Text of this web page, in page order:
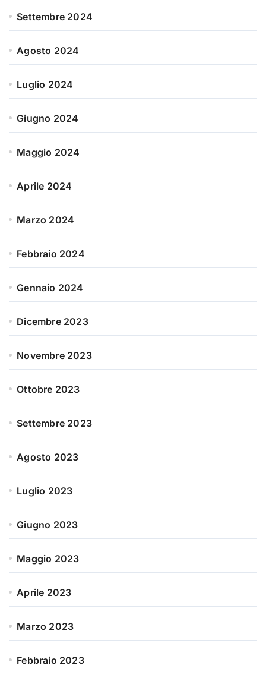
Settembre 2024
Agosto 2024
Luglio 2024
Giugno 2024
Maggio 2024
Aprile 2024
Marzo 2024
Febbraio 2024
Gennaio 2024
Dicembre 2023
Novembre 2023
Ottobre 2023
Settembre 2023
Agosto 2023
Luglio 2023
Giugno 2023
Maggio 2023
Aprile 2023
Marzo 2023
Febbraio 2023